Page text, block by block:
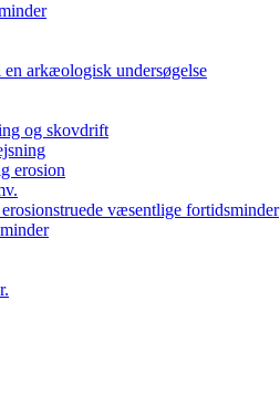
arkæologisk undersøgelse
og skovdrift
erosion
væsentlige fortidsminder